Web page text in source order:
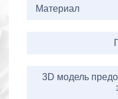
Материал
3D модель